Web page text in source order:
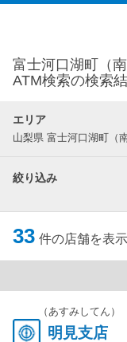
富士河口湖町（
ATM検索の検索
エリア
山梨県 富士河口湖町（
絞り込み
33 件の店舗を表示
（あすみしてん）
明見支店